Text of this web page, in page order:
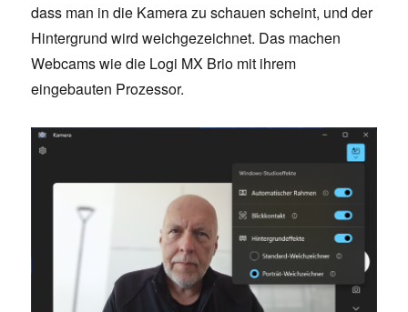
dass man in die Kamera zu schauen scheint, und der
Hintergrund wird weichgezeichnet. Das machen
Webcams wie die Logi MX Brio mit ihrem
eingebauten Prozessor.